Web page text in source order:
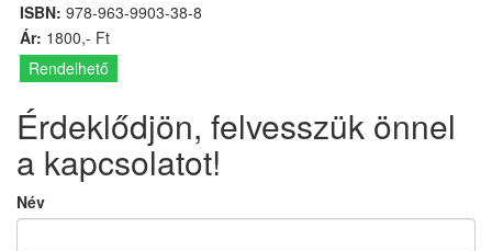
ISBN: 978-963-9903-38-8
Ár: 1800,- Ft
Rendelhető
Érdeklődjön, felvesszük önnel
a kapcsolatot!
Név